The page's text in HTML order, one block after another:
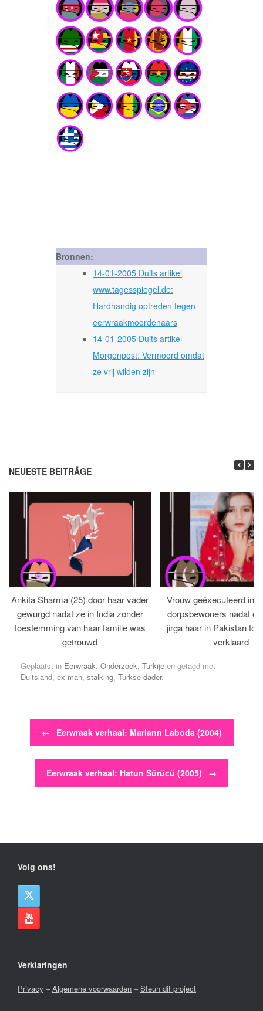
Bronnen:
14-01-2005 Duits artikel
www.tagesspiegel.de:
Hardhandig optreden tegen
eerwraakmoordenaars
14-01-2005 Duits artikel
Morgenpost: Vermoord omdat
ze vrij wilden zijn
NEUESTE BEITRÄGE
Ankita Sharma (25) door haar vader
gewurgd nadat ze in India zonder
toestemming van haar familie was
getrouwd
Vrouw geëxecuteerd in
dorpsbewoners nadat
jirga haar in Pakistan tot
verklaard
Geplaatst in Eerwraak, Onderzoek, Turkije en getagd met
Duitsland, ex-man, stalking, Turkse dader.
Bericht navigatie
← Eerwraak verhaal: Mariann Laboda (2004)
Eerwraak verhaal: Hatun Sürücü (2005) →
Volg ons!
Verklaringen
Privacy –Algemene voorwaarden –Steun dit project